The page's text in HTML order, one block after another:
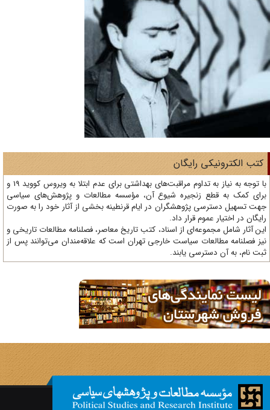
الکترونیکی رایگان
با توجه به نیاز به تداوم مراقبت‌های بهداشتی برای عدم ابتلا به ویروس کووید 19 و
کمک به قطع زنجیره شیوع آن، مؤسسه مطالعات و پژوهش‌های سیاسی
تسهیل دسترسی پژوهشگران در ایام قرنطینه بخشی از آثار خود را به صورت
در اختیار عموم قرار داد.
آثار شامل مجموعه‌ای از اسناد، کتب تاریخ معاصر، فصلنامه‌ مطالعات تاریخی و
فصلنامه مطالعات سیاست خارجی تهران است که علاقه‌مندان می‌توانند پس از
نام، به آن دسترسی یابند.